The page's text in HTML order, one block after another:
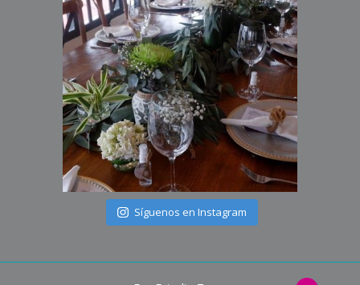
Síguenos en Instagram